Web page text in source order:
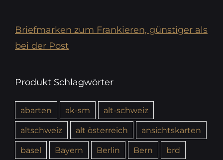
Briefmarken zum Frankieren, günstiger als
bei der Post
Produkt Schlagwörter
abarten ak-sm
alt-schweiz
altschweiz
alt österreich
ansichtskarten
basel
Bayern Berlin Bern
brd